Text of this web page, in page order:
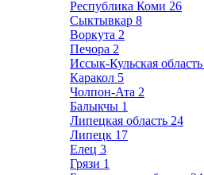
Республика Коми 26
Сыктывкар 8
Воркута 2
Печора 2
Иссык-Кульская область
Каракол 5
Чолпон-Ата 2
Балыкчы 1
Липецкая область 24
Липецк 17
Елец 3
Грязи 1